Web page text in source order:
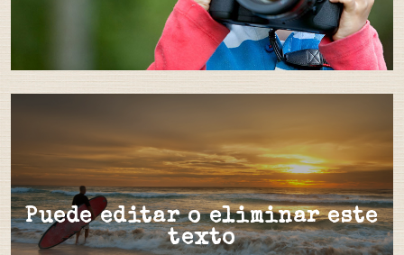
Puede editar o eliminar este
texto